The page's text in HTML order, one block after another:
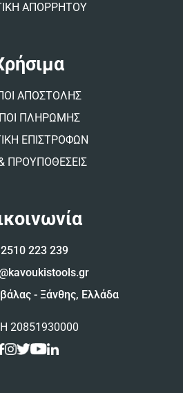
ΑΠΟΡΡΗΤΟΥ
ΑΠΟΣΤΟΛΗΣ
ΠΛΗΡΩΜΗΣ
ΕΠΙΣΤΡΟΦΩΝ
ΠΡΟΥΠΟΘΕΣΕΙΣ
2510 223 239
- Ξάνθης, Ελλάδα
20851930000